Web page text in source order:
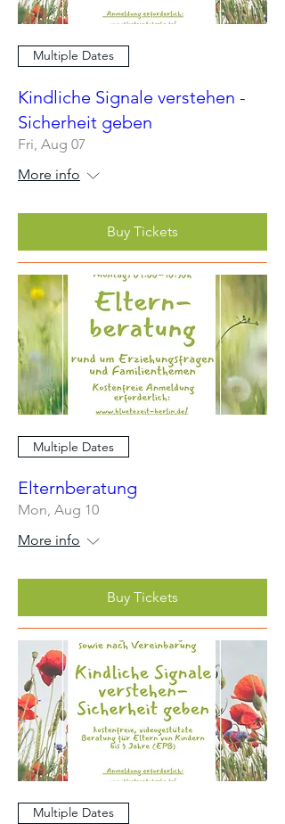
Multiple Dates
Kindliche Signale verstehen -
Sicherheit geben
Fri, Aug 07
More info
Buy Tickets
Multiple Dates
Elternberatung
Mon, Aug 10
More info
Buy Tickets
Multiple Dates